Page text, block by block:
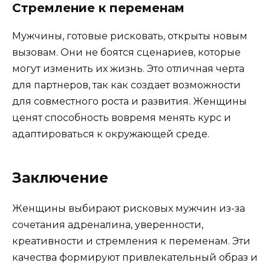
Стремление к переменам
Мужчины, готовые рисковать, открыты новым
вызовам. Они не боятся сценариев, которые
могут изменить их жизнь. Это отличная черта
для партнеров, так как создает возможности
для совместного роста и развития. Женщины
ценят способность вовремя менять курс и
адаптироваться к окружающей среде.
Заключение
Женщины выбирают рисковых мужчин из-за
сочетания адреналина, уверенности,
креативности и стремления к переменам. Эти
качества формируют привлекательный образ и